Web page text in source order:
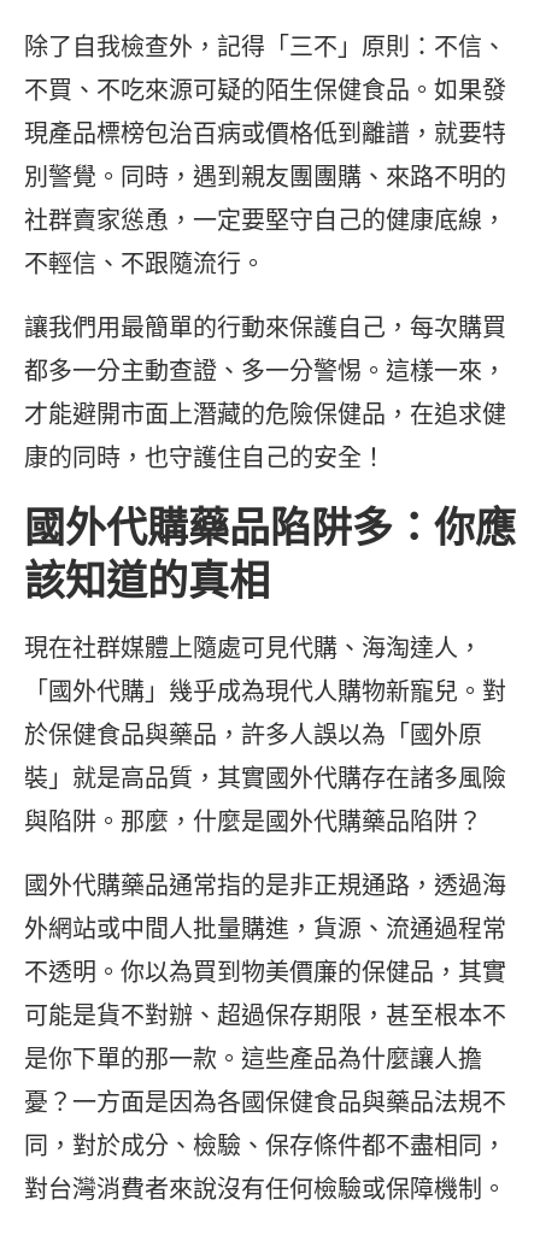
除了自我檢查外，記得「三不」原則：不信、
不買、不吃來源可疑的陌生保健食品。如果發
現產品標榜包治百病或價格低到離譜，就要特
別警覺。同時，遇到親友團團購、來路不明的
社群賣家慫恿，一定要堅守自己的健康底線，
不輕信、不跟隨流行。
讓我們用最簡單的行動來保護自己，每次購買
都多一分主動查證、多一分警惕。這樣一來，
才能避開市面上潛藏的危險保健品，在追求健
康的同時，也守護住自己的安全！
國外代購藥品陷阱多：你應
該知道的真相
現在社群媒體上隨處可見代購、海淘達人，
「國外代購」幾乎成為現代人購物新寵兒。對
於保健食品與藥品，許多人誤以為「國外原
裝」就是高品質，其實國外代購存在諸多風險
與陷阱。那麼，什麼是國外代購藥品陷阱？
國外代購藥品通常指的是非正規通路，透過海
外網站或中間人批量購進，貨源、流通過程常
不透明。你以為買到物美價廉的保健品，其實
可能是貨不對辦、超過保存期限，甚至根本不
是你下單的那一款。這些產品為什麼讓人擔
憂？一方面是因為各國保健食品與藥品法規不
同，對於成分、檢驗、保存條件都不盡相同，
對台灣消費者來說沒有任何檢驗或保障機制。